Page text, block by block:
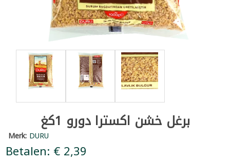
برغل خشن اكسترا دورو 1كغ
Merk: DURU
Betalen: € 2,39